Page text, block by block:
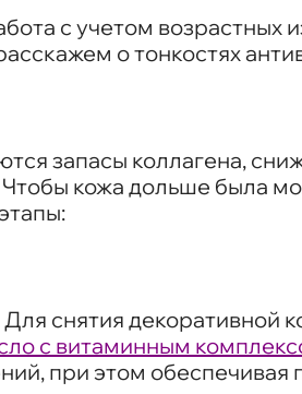
с учетом возрастных
о тонкостях
запасы коллагена,
Чтобы кожа дольше была
снятия декоративной
с витаминным
при этом обеспечивая